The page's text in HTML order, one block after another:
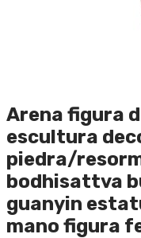
Arena figura
escultura
piedra/
bodhisattva
guanyin
mano figura